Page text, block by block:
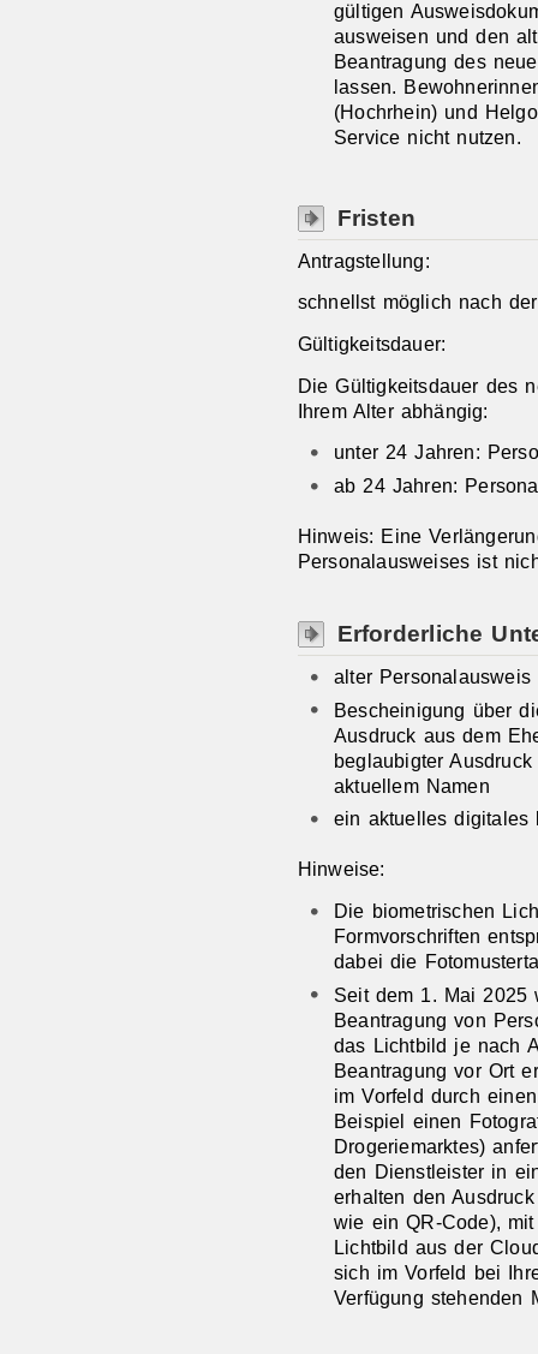
gültigen
ausweisen und den
Beantragung des
lassen.
(Hochrhein) und
Service nicht nutzen.
Fristen
Antragstellung:
schnellst möglich nach
Gültigkeitsdauer:
Die Gültigkeitsdauer des
Ihrem Alter abhängig:
unter 24 Jahren:
ab 24 Jahren:
Hinweis: Eine
Personalausweises ist
Erforderliche
alter Personalausweis
Bescheinigung über
Ausdruck aus dem
beglaubigter
aktuellem Namen
ein aktuelles digitales
Hinweise:
Die biometrischen
Formvorschriften
dabei die
Seit dem 1. Mai 2025
Beantragung von
das Lichtbild je nach
Beantragung vor Ort
im Vorfeld durch
Beispiel einen
Drogeriemarktes)
den Dienstleister in
erhalten den
wie ein QR-Code),
Lichtbild aus der
sich im Vorfeld bei
Verfügung stehenden